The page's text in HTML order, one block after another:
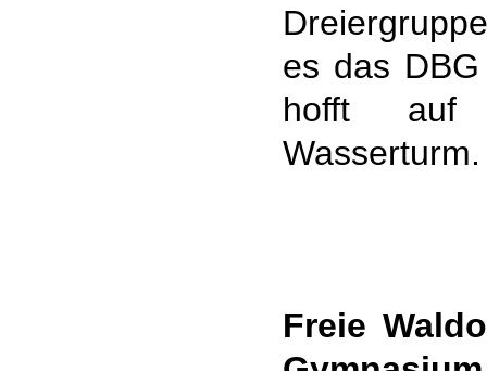
es das
hofft auf
Freie